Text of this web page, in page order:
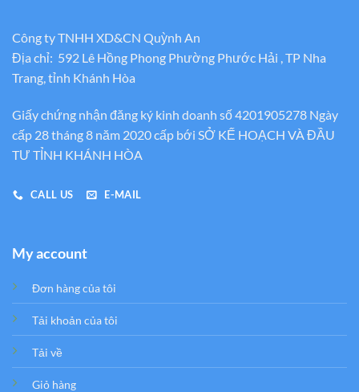
Công ty TNHH XD&CN Quỳnh An
Địa chỉ: 592 Lê Hồng Phong Phường Phước Hải , TP Nha
Trang, tỉnh Khánh Hòa
Giấy chứng nhận đăng ký kinh doanh số 4201905278 Ngày
cấp 28 tháng 8 năm 2020 cấp bới SỞ KẾ HOẠCH VÀ ĐẦU
TƯ TỈNH KHÁNH HÒA
CALL US E-MAIL
My account
Đơn hàng của tôi
Tải khoản của tôi
Tải về
Giỏ hàng